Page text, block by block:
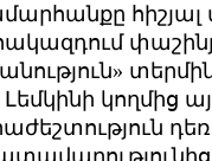
Լեմկինի կողմից